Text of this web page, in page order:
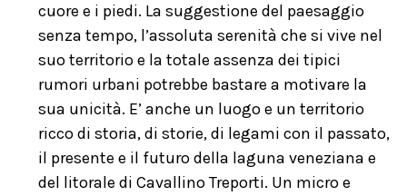
cuore e i piedi. La suggestione del paesaggio
senza tempo, l’assoluta serenità che si vive nel
suo territorio e la totale assenza dei tipici
rumori urbani potrebbe bastare a motivare la
sua unicità. E’ anche un luogo e un territorio
ricco di storia, di storie, di legami con il passato,
il presente e il futuro della laguna veneziana e
del litorale di Cavallino Treporti. Un micro e